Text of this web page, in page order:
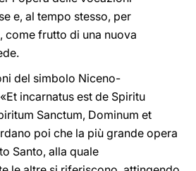
e, al tempo stesso, per
frutto di una nuova
del simbolo Niceno-
incarnatus est de Spiritu
Sanctum, Dominum et
poi che la più grande opera
Santo, alla quale